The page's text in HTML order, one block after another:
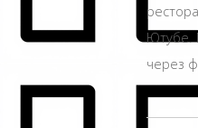
Ютубе.
через